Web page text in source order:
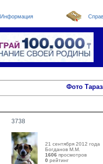
Информация
Фото
3738
21 сентября 2012 года
Богданов М.М.
1606 просмотров
0 рейтинг